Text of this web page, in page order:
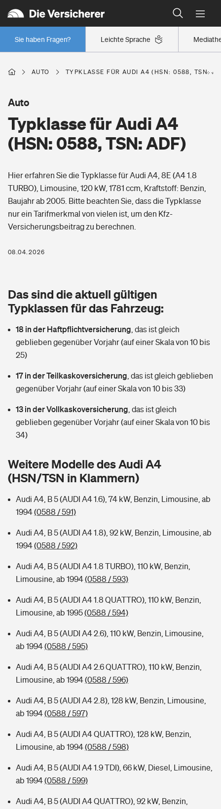
Leichte Sprache
Sie haben Fragen?
Wer versichert was: Jetzt Versicherer finden
Regionalklassen: So ist Ihre Region eingestuft
Wer versichert was: Jetzt Versicherer finden
Berufsunfähigkeitsversicherung
Erwerbsunfähigkeitsversicherung
Grundfähigkeitsversicherung
Arbeitsrechtsschutz
Berufshaftpflichtversicherung
Zur Übersicht
Tools
Wer versichert was: Jetzt Versicherer finden
Sie haben Fragen?
Wohnen
Glasversicherung
Mietkautionsversicherung
Restkreditversicherung
Tools
Hochwasser-Check: Wie gefährdet ist Ihr Haus?
Sie haben Fragen?
Freizeit
Pri­vate Haft­pflicht­
Kinderunfall­ver­si­che­rung
Kinderinvalidität
Hundehalter-Haftpflicht
Handyversicherung
Private Cyberversicherung
Zur Übersicht
Kinderunfall-Check: Mehr Sicherheit für deine Kids
Typklassen: So ist Ihr Auto eingestuft
Sie haben Fragen?
Gesundheit
Private Krankenversicherung
Dread-Disease-Versicherung
Tierkrankenversicherung
Zur Übersicht
Tools
Wer versichert was: Jetzt Versicherer finden
Rentenrechner: Wie viel Geld bekomme ich im Alter?
AUTO TYPKLASSE FÜR AUDI A4 (HSN: 0588, TSN:
Typklasse für Audi A4
(HSN: 0588, TSN: ADF)
Auto
Hier erfahren Sie die Typklasse für Audi A4, 8E (A4 1.8
TURBO), Limousine, 120 kW, 1781 ccm, Kraftstoff: Benzin,
Baujahr ab 2005. Bitte beachten Sie, dass die Typklasse
nur ein Tarifmerkmal von vielen ist, um den Kfz-
Versicherungsbeitrag zu berechnen.
08.04.2026
Das sind die aktuell gültigen
Typklassen für das Fahrzeug:
18 in der Haftpflichtversicherung das ist gleich
geblieben gegenüber Vorjahr (auf einer Skala von 10 bis
25)
17 in der Teilkaskoversicherung das ist gleich geblieben
gegenüber Vorjahr (auf einer Skala von 10 bis 33)
13 in der Vollkaskoversicherung das ist gleich
geblieben gegenüber Vorjahr (auf einer Skala von 10 bis
34)
Weitere Modelle des Audi A4
(HSN/TSN in Klammern)
Audi A4, B 5 (AUDI A4 1.6), 74 kW, Benzin, Limousine, ab
1994(0588 / 591)
Audi A4, B 5 (AUDI A4 1.8), 92 kW, Benzin, Limousine, ab
1994(0588 / 592)
Audi A4, B 5 (AUDI A4 1.8 TURBO), 110 kW, Benzin,
Limousine, ab 1994(0588 / 593)
Audi A4, B 5 (AUDI A4 1.8 QUATTRO), 110 kW, Benzin,
Limousine, ab 1995(0588 / 594)
Audi A4, B 5 (AUDI A4 2.6), 110 kW, Benzin, Limousine,
ab 1994(0588 / 595)
Audi A4, B 5 (AUDI A4 2.6 QUATTRO), 110 kW, Benzin,
Limousine, ab 1994(0588 / 596)
Audi A4, B 5 (AUDI A4 2.8), 128 kW, Benzin, Limousine,
ab 1994(0588 / 597)
Audi A4, B 5 (AUDI A4 QUATTRO), 128 kW, Benzin,
Limousine, ab 1994(0588 / 598)
Audi A4, B 5 (AUDI A4 1.9 TDI), 66 kW, Diesel, Limousine,
ab 1994(0588 / 599)
Audi A4, B 5 (AUDI A4 QUATTRO), 92 kW, Benzin,